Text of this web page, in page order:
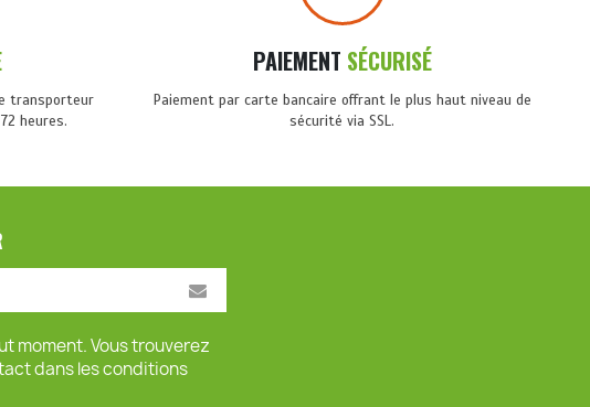
transporteur
heures.
PAIEMENT SÉCURISÉ
Paiement par carte bancaire offrant le plus haut niveau de
sécurité via SSL.
moment. Vous trouverez
dans les conditions